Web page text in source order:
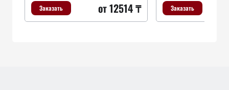
Заказать от 12514 ₸ Заказать